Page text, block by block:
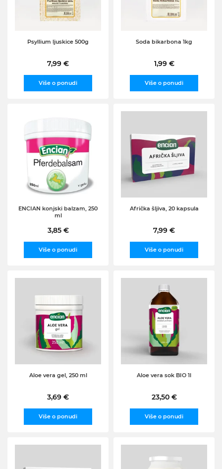
Psyllium ljuskice 500g
7,99 €
Više o ponudi
Soda bikarbona 1kg
1,99 €
Više o ponudi
ENCIAN konjski balzam, 250
ml
3,85 €
Više o ponudi
Afrička šljiva, 20 kapsula
7,99 €
Više o ponudi
Aloe vera gel, 250 ml
3,69 €
Više o ponudi
Aloe vera sok BIO 1l
23,50 €
Više o ponudi